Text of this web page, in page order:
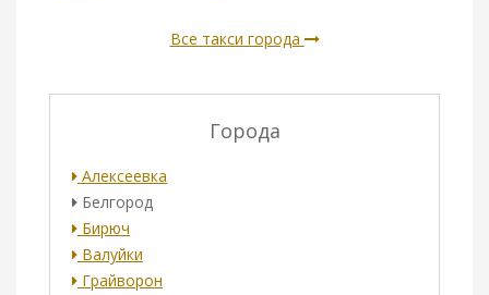
Все такси города
Города
Алексеевка
Белгород
Бирюч
Валуйки
Грайворон